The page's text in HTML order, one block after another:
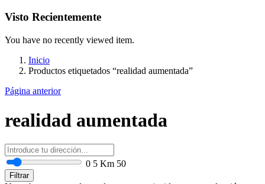
Visto Recientemente
You have no recently viewed item.
Inicio
Productos etiquetados “realidad aumentada”
Página anterior
realidad aumentada
0 5 Km 50
Filtrar